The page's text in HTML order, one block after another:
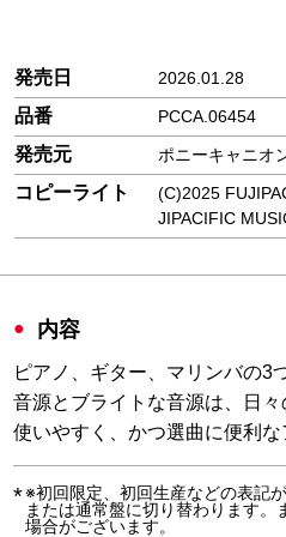
発売日 2026.01.28
品番 PCCA.06454
発売元 ポニーキャニオ
コピーライト
(C)2025
JIPACIFIC
内容
ピアノ、ギター、マリンバの3
音源とブライトな音源は、日
使いやすく、かつ選曲に便利な
※初回限定、初回生産などの表記
または通常盤に切り替わります。
場合がございます。